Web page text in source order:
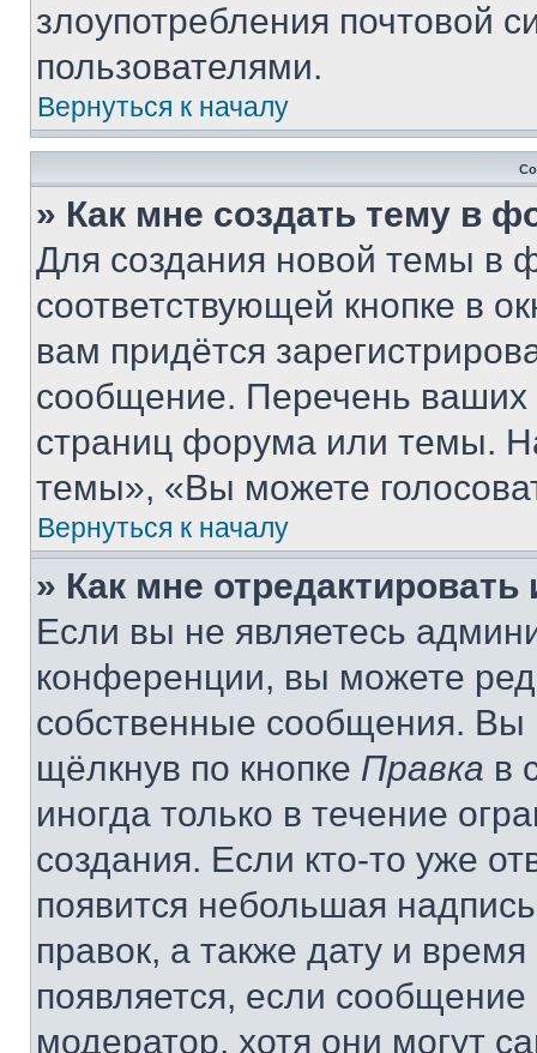
злоупотребления почтовой
пользователями.
Вернуться к началу
» Как мне создать тему в
Для создания новой темы в
соответствующей кнопке в
вам придётся
сообщение. Перечень ваших
страниц форума или темы.
темы», «Вы можете
Вернуться к началу
» Как мне
Если вы не являетесь
конференции, вы можете
собственные сообщения. Вы
щёлкнув по кнопке Правка в
иногда только в течение
создания. Если кто-то уже
появится небольшая
правок, а также дату и
появляется, если
модератор, хотя они могут